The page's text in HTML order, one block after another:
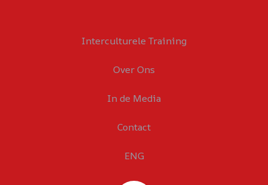
Interculturele Training
Over Ons
In de Media
Contact
ENG